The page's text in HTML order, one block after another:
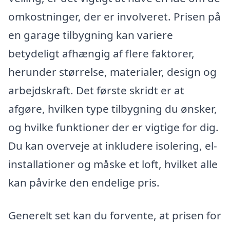
omkostninger, der er involveret. Prisen på
en garage tilbygning kan variere
betydeligt afhængig af flere faktorer,
herunder størrelse, materialer, design og
arbejdskraft. Det første skridt er at
afgøre, hvilken type tilbygning du ønsker,
og hvilke funktioner der er vigtige for dig.
Du kan overveje at inkludere isolering, el-
installationer og måske et loft, hvilket alle
kan påvirke den endelige pris.
Generelt set kan du forvente, at prisen for